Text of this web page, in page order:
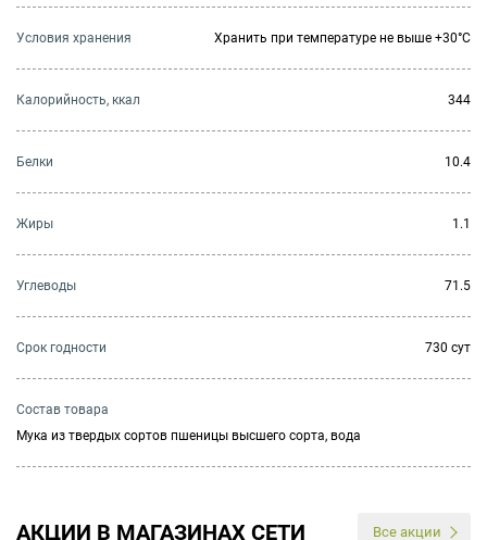
Условия хранения Хранить при температуре не выше +30°C
Калорийность, ккал 344
Белки 10.4
Жиры 1.1
Углеводы 71.5
Cрок годности 730 сут
Состав товара
Мука из твердых сортов пшеницы высшего сорта, вода
АКЦИИ В МАГАЗИНАХ СЕТИ Все акции